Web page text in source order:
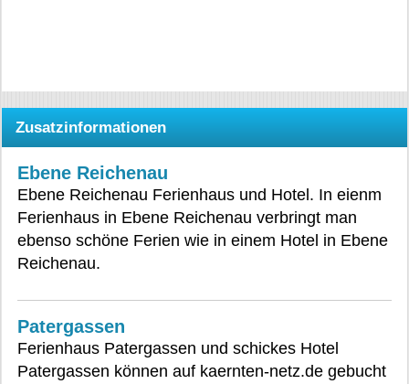
Zusatzinformationen
Ebene Reichenau
Ebene Reichenau Ferienhaus und Hotel. In eienm
Ferienhaus in Ebene Reichenau verbringt man
ebenso schöne Ferien wie in einem Hotel in Ebene
Reichenau.
Patergassen
Ferienhaus Patergassen und schickes Hotel
Patergassen können auf kaernten-netz.de gebucht